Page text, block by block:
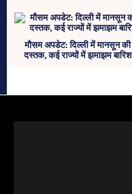
मौसम अपडेट: दिल्ली में मानसून की
दस्तक, कई राज्यों में झमाझम बारिश